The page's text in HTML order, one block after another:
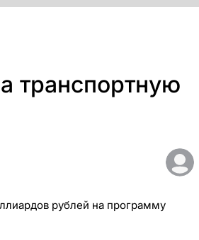
транспортную
рублей на программу